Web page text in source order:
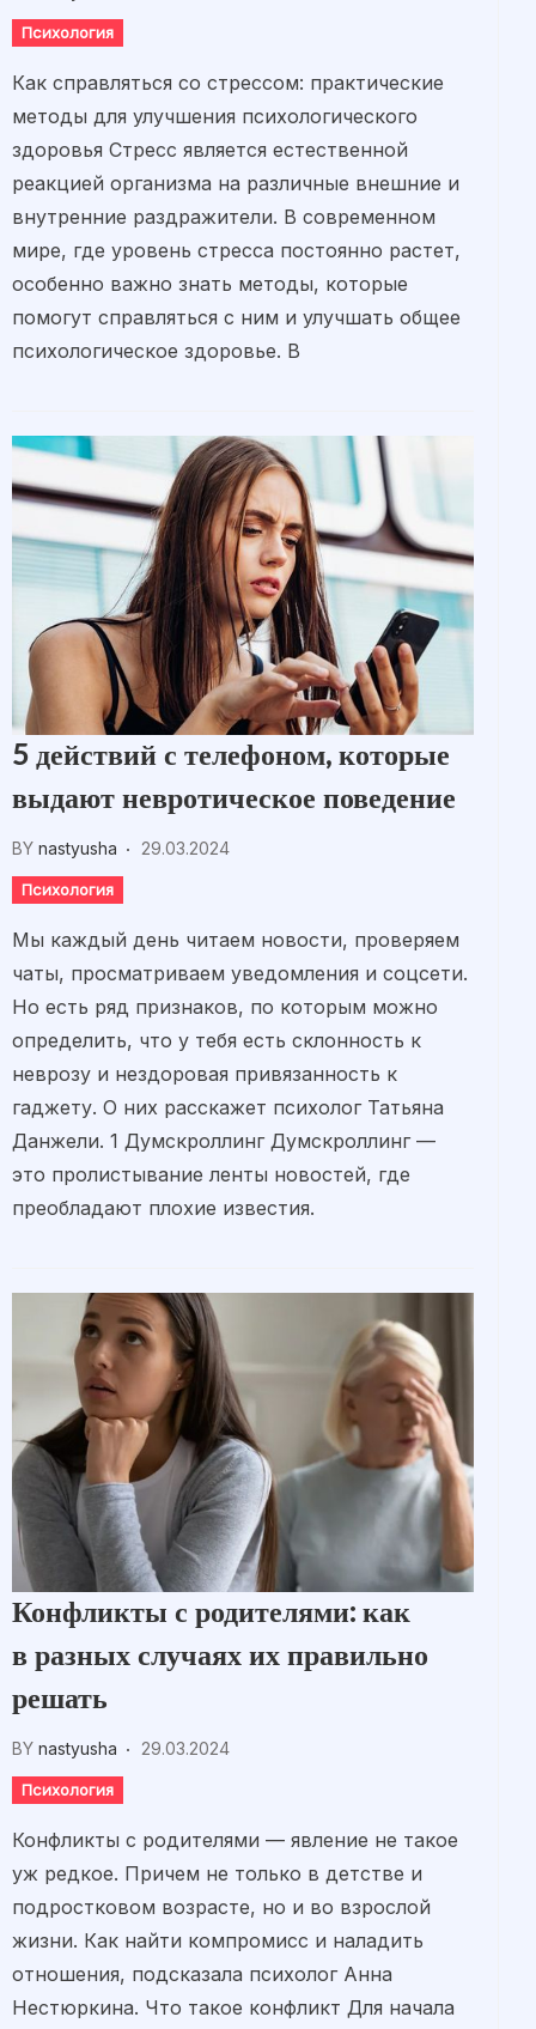
Психология
Как справляться со стрессом: практические
методы для улучшения психологического
здоровья Стресс является естественной
реакцией организма на различные внешние и
внутренние раздражители. В современном
мире, где уровень стресса постоянно растет,
особенно важно знать методы, которые
помогут справляться с ним и улучшать общее
психологическое здоровье. В
5 действий с телефоном, которые
выдают невротическое поведение
BY nastyusha 29.03.2024
Психология
Мы каждый день читаем новости, проверяем
чаты, просматриваем уведомления и соцсети.
Но есть ряд признаков, по которым можно
определить, что у тебя есть склонность к
неврозу и нездоровая привязанность к
гаджету. О них расскажет психолог Татьяна
Данжели. 1 Думскроллинг Думскроллинг —
это пролистывание ленты новостей, где
преобладают плохие известия.
Конфликты с родителями: как
в разных случаях их правильно
решать
BY nastyusha 29.03.2024
Психология
Конфликты с родителями — явление не такое
уж редкое. Причем не только в детстве и
подростковом возрасте, но и во взрослой
жизни. Как найти компромисс и наладить
отношения, подсказала психолог Анна
Нестюркина. Что такое конфликт Для начала